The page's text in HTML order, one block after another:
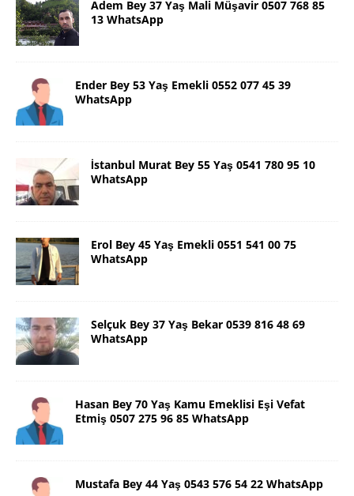
Adem Bey 37 Yaş Mali Müşavir 0507 768 85
13 WhatsApp
Ender Bey 53 Yaş Emekli 0552 077 45 39
WhatsApp
İstanbul Murat Bey 55 Yaş 0541 780 95 10
WhatsApp
Erol Bey 45 Yaş Emekli 0551 541 00 75
WhatsApp
Selçuk Bey 37 Yaş Bekar 0539 816 48 69
WhatsApp
Hasan Bey 70 Yaş Kamu Emeklisi Eşi Vefat
Etmiş 0507 275 96 85 WhatsApp
Mustafa Bey 44 Yaş 0543 576 54 22 WhatsApp